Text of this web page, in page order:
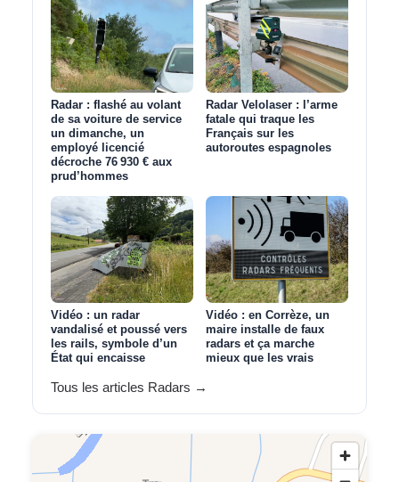
Radar : flashé au volant
de sa voiture de service
un dimanche, un
employé licencié
décroche 76 930 € aux
prud’hommes
Radar Velolaser : l’arme
fatale qui traque les
Français sur les
autoroutes espagnoles
Vidéo : un radar
vandalisé et poussé vers
les rails, symbole d’un
État qui encaisse
Vidéo : en Corrèze, un
maire installe de faux
radars et ça marche
mieux que les vrais
Tous les articles Radars →